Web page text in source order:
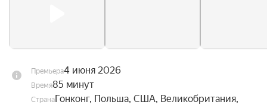
Премьера4 июня 2026
Время85 минут
СтранаГонконг, Польша, США, Великобритания,